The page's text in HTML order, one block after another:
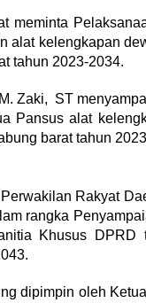
meminta
alat kelengkapan
tahun 2023-2034.
Zaki, ST
Pansus alat
barat tahun
Rakyat
rangka
Khusus DPRD
dipimpin oleh